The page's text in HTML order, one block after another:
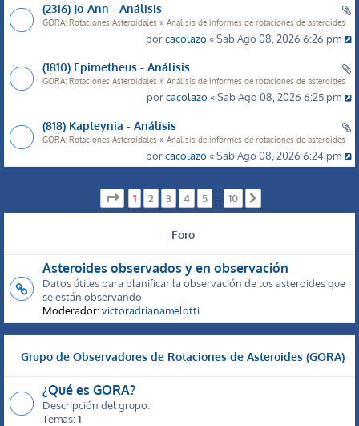
(2316) Jo-Ann - Análisis
GORA: Rotaciones Asteroidales » Análisis de informes de rotaciones de asteroides
porcacolazo « Sab Ago 08, 2026 6:26 pm
(1810) Epimetheus - Análisis
GORA: Rotaciones Asteroidales » Análisis de informes de rotaciones de asteroides
porcacolazo « Sab Ago 08, 2026 6:25 pm
(818) Kapteynia - Análisis
GORA: Rotaciones Asteroidales » Análisis de informes de rotaciones de asteroides
porcacolazo « Sab Ago 08, 2026 6:24 pm
Página de 10
1 2 3 4 5 … 10
Foro
Asteroides observados y en observación
Datos útiles para planificar la observación de los asteroides que
se están observando
Moderador:victoradrianamelotti
Grupo de Observadores de Rotaciones de Asteroides (GORA)
¿Qué es GORA?
Descripción del grupo.
Temas:1